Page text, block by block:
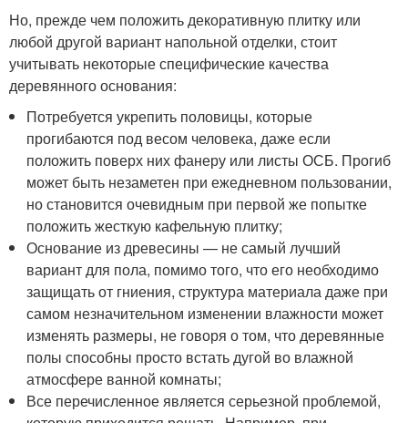
Но, прежде чем положить декоративную плитку или
любой другой вариант напольной отделки, стоит
учитывать некоторые специфические качества
деревянного основания:
Потребуется укрепить половицы, которые
прогибаются под весом человека, даже если
положить поверх них фанеру или листы ОСБ. Прогиб
может быть незаметен при ежедневном пользовании,
но становится очевидным при первой же попытке
положить жесткую кафельную плитку;
Основание из древесины — не самый лучший
вариант для пола, помимо того, что его необходимо
защищать от гниения, структура материала даже при
самом незначительном изменении влажности может
изменять размеры, не говоря о том, что деревянные
полы способны просто встать дугой во влажной
атмосфере ванной комнаты;
Все перечисленное является серьезной проблемой,